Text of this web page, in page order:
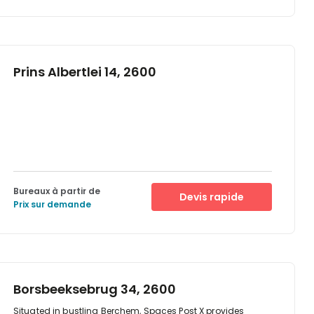
Prins Albertlei 14, 2600
Bureaux à partir de
Prix sur demande
Devis rapide
Borsbeeksebrug 34, 2600
Situated in bustling Berchem, Spaces Post X provides